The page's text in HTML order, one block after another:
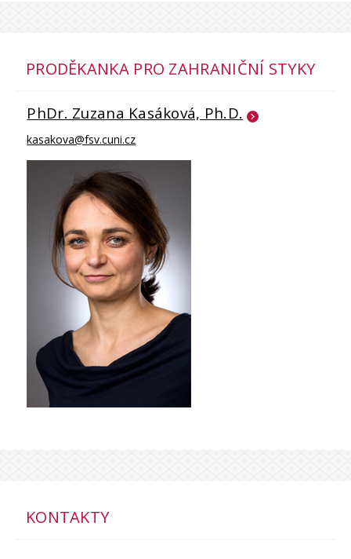
PRODĚKANKA PRO ZAHRANIČNÍ STYKY
PhDr. Zuzana Kasáková, Ph.D.
kasakova@fsv.cuni.cz
KONTAKTY